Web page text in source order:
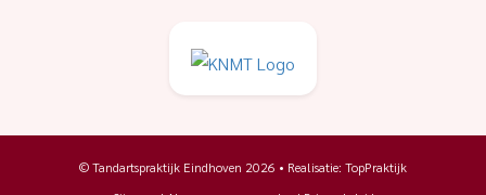
© Tandartspraktijk Eindhoven 2026 • Realisatie: TopPraktijk